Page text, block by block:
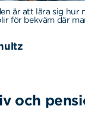
är att lära sig hur
för bekväm där
och